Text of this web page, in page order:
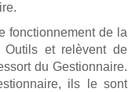
fonctionnement de la
Outils et relèvent de
du Gestionnaire.
ils le sont